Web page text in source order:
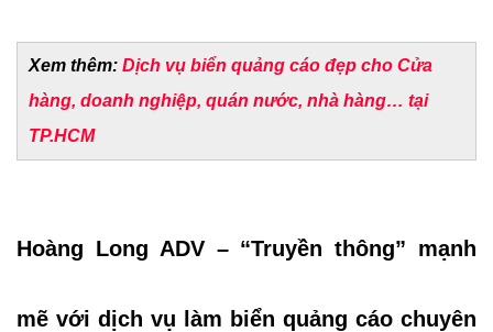
Xem thêm: Dịch vụ biển quảng cáo đẹp cho Cửa
hàng, doanh nghiệp, quán nước, nhà hàng… tại
TP.HCM
Hoàng Long ADV – “Truyền thông” mạnh
mẽ với dịch vụ làm biển quảng cáo chuyên